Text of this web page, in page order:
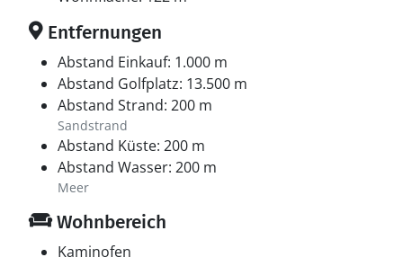
Entfernungen
Abstand Einkauf: 1.000 m
Abstand Golfplatz: 13.500 m
Abstand Strand: 200 m
Sandstrand
Abstand Küste: 200 m
Abstand Wasser: 200 m
Meer
Wohnbereich
Kaminofen